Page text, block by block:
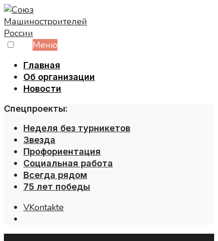
Skip
to
content
Меню
Главная
Об организации
Новости
Спецпроекты:
Неделя без турникетов
Звезда
Профориентация
Социальная работа
Всегда рядом
75 лет победы
VKontakte